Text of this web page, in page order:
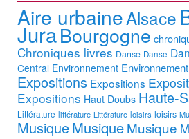
Aire urbaineAlsace
JuraBourgogne
Chroniques livres Danse Danse
Central Environnement Environnement
Expositions Expositions
Expositions Haut Doubs Haute-
Littérature littérature Littérature loisirs loisirs
MusiqueMusiqueMusique